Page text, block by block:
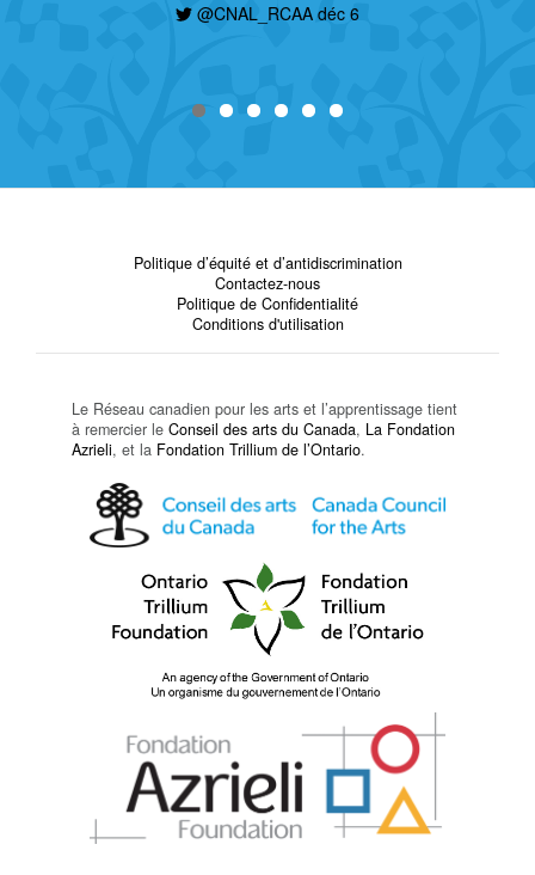
@CNAL_RCAA déc 6
Politique d’équité et d’antidiscrimination
Contactez-nous
Politique de Confidentialité
Conditions d'utilisation
Le Réseau canadien pour les arts et l’apprentissage tient
à remercier le Conseil des arts du Canada, La Fondation
Azrieli, et la Fondation Trillium de l’Ontario.